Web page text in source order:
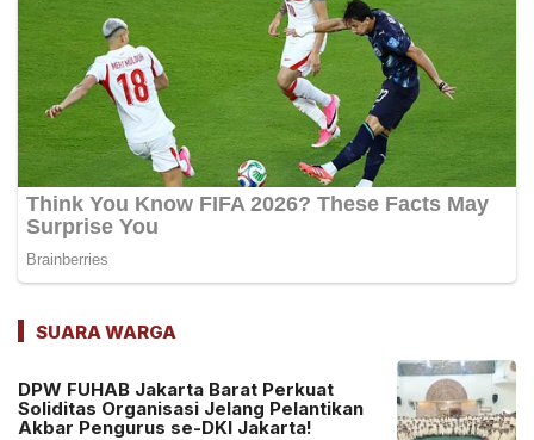
SUARA WARGA
DPW FUHAB Jakarta Barat Perkuat
Soliditas Organisasi Jelang Pelantikan
Akbar Pengurus se-DKI Jakarta!